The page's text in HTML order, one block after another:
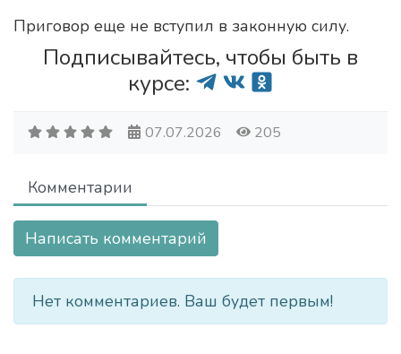
Приговор еще не вступил в законную силу.
Подписывайтесь, чтобы быть в
курсе:
07.07.2026 205
Комментарии
Написать комментарий
Нет комментариев. Ваш будет первым!